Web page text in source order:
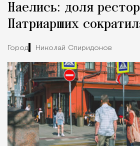
Наелись: доля
Патриарших
Город Николай Спиридонов